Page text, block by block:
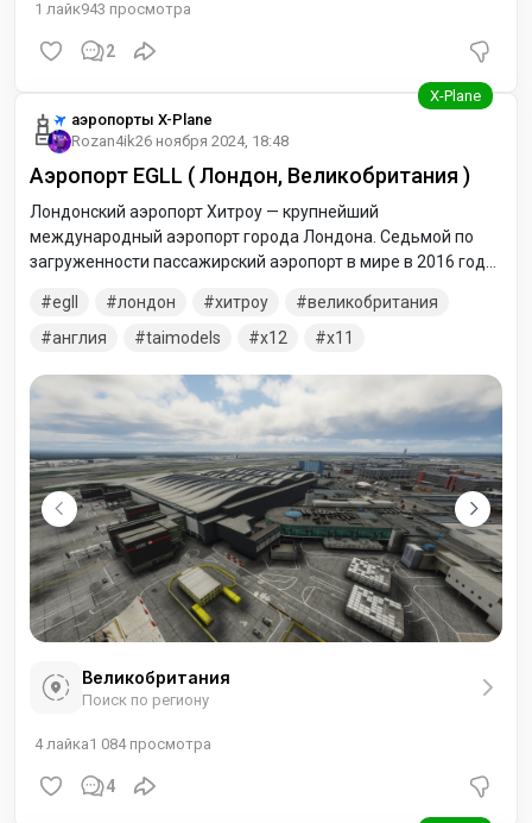
1 лайк943 просмотра
2
аэропорты X-Plane
Rozan4ik26 ноября 2024, 18:48
Аэропорт EGLL ( Лондон, Великобритания )
Лондонский аэропорт Хитроу — крупнейший
международный аэропорт города Лондона. Седьмой по
загруженности пассажирский аэропорт в мире в 2016 году,
центрального Лондона. Включает 5 терминалов: один
грузовой и 4 пассажирских терминала.
egll лондон хитроу
великобритания
англия
taimodels x12 x11
Великобритания
Поиск по региону
4лайка1 084просмотра
4